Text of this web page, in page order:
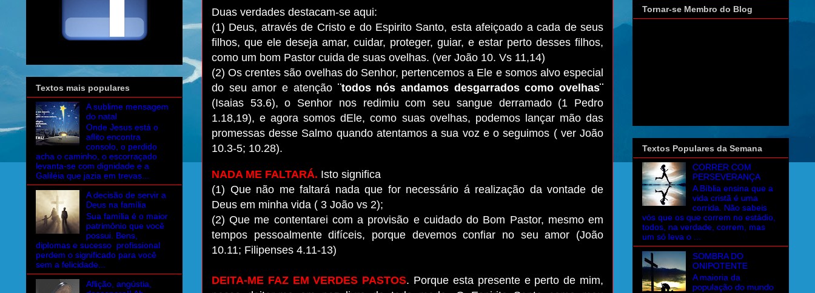
Duas verdades destacam-se aqui:
(1) Deus, através de Cristo e do Espirito Santo, esta afeiçoado a cada de seus
filhos, que ele deseja amar, cuidar, proteger, guiar, e estar perto desses filhos,
como um bom Pastor cuida de suas ovelhas. (ver João 10. Vs 11,14)
(2) Os crentes são ovelhas do Senhor, pertencemos a Ele e somos alvo especial
do seu amor e atenção ¨todos nós andamos desgarrados como ovelhas¨
(Isaias 53.6), o Senhor nos redimiu com seu sangue derramado (1 Pedro
1.18,19), e agora somos dEle, como suas ovelhas, podemos lançar mão das
promessas desse Salmo quando atentamos a sua voz e o seguimos ( ver João
10.3-5; 10.28).
NADA ME FALTARÁ. Isto significa
(1) Que não me faltará nada que for necessário á realização da vontade de
Deus em minha vida ( 3 João vs 2);
(2) Que me contentarei com a provisão e cuidado do Bom Pastor, mesmo em
tempos pessoalmente difíceis, porque devemos confiar no seu amor (João
10.11; Filipenses 4.11-13)
DEITA-ME FAZ EM VERDES PASTOS. Porque esta presente e perto de mim,
Textos mais populares
A sublime mensagem
do natal
Onde Jesus está o
aflito encontra
consolo, o perdido
acha o caminho, o escorraçado
levanta-se com dignidade e a
Galiléia que jazia em trevas...
A decisão de servir a
Deus na família
Sua família é o maior
patrimônio que você
possui. Bens,
diplomas e sucesso profissional
perdem o significado para você
sem a felicidade...
Aflição, angústia,
Tornar-se Membro do Blog
Textos Populares da Semana
CORRER COM
PERSEVERANÇA
A Bíblia ensina que a
vida cristã é uma
corrida. Não sabeis
vós que os que correm no estádio,
todos, na verdade, correm, mas
um só leva o ...
SOMBRA DO
ONIPOTENTE
A maioria da
população do mundo